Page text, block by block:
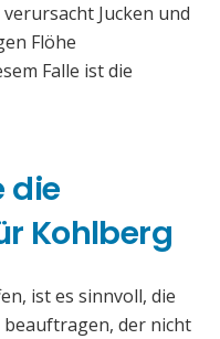
Jucken und
Flöhe
Falle ist die
die
Kohlberg
ist es sinnvoll, die
der nicht